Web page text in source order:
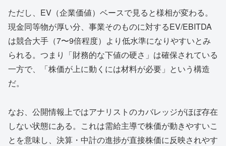
ただし、EV（企業価値）ベースで見ると様相が変わる。
現金同等物が厚い分、事業そのものに対するEV/EBITDA
は競合大手（7〜9倍程度）より低水準になりやすいとみ
られる。つまり「財務的な下値の硬さ」は確保されている
一方で、「株価が上に動くには材料が必要」という構造
だ。
なお、公開情報上ではアナリストのカバレッジがほぼ存在
しない状態にある。これは需給主導で株価が動きやすいこ
とを意味し、決算・中計の進捗が直接株価に反映されやす